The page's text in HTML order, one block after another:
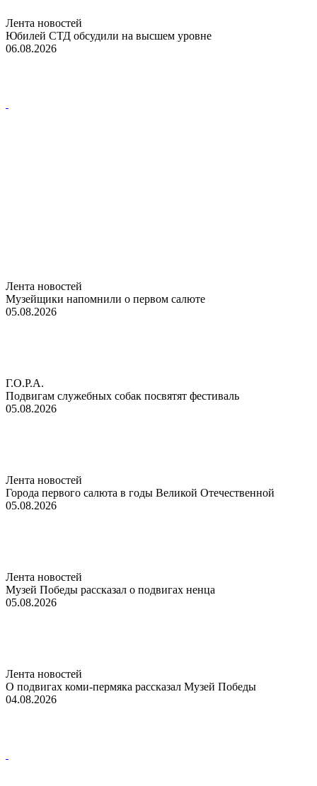
Лента новостей
Юбилей СТД обсудили на высшем уровне
06.08.2026
Лента новостей
Музейщики напомнили о первом салюте
05.08.2026
Г.О.Р.А.
Подвигам служебных собак посвятят фестиваль
05.08.2026
Лента новостей
Города первого салюта в годы Великой Отечественной
05.08.2026
Лента новостей
Музей Победы рассказал о подвигах ненца
05.08.2026
Лента новостей
О подвигах коми-пермяка рассказал Музей Победы
04.08.2026